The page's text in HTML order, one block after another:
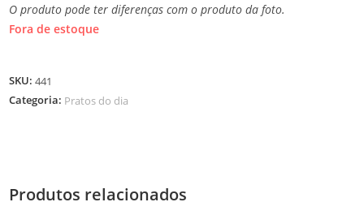
O produto pode ter diferenças com o produto da foto.
Fora de estoque
SKU:441
Categoria: Pratos do dia
Produtos relacionados